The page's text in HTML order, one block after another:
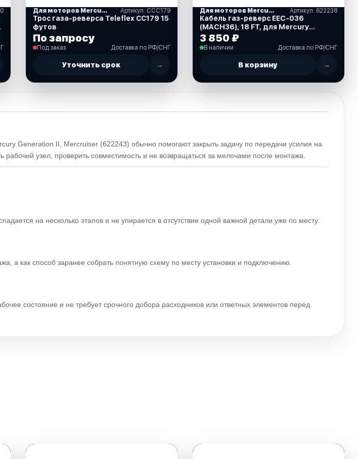
Для моторов Mercury Артикул: ССС179
Трос газа-реверса Teleflex СС179 15
футов
По запросу
Под заказ Доставка по РФ/СНГ
Уточнить срок →
Для моторов Mercury Артикул: 622238
Кабель газ-реверс EEC-036
(MACH36), 18 FT, для Mercury
Generation II, Mercruiser (622238)
3 850 ₽
В наличии Доставка по РФ/СНГ
В корзину →
Generation II, Mercruiser (622243) обычно помогают закрыть задачу по передачи усилия на
узел, проверить совместимость и не возвращаться за мелочами после монтажа.
на несколько этапов и не упирается в отсутствие одной важной детали уже по месту.
а как способ заранее собрать понятную схему по месту установки и подключению.
состояние и не требует срочного добора расходников или ответных элементов перед